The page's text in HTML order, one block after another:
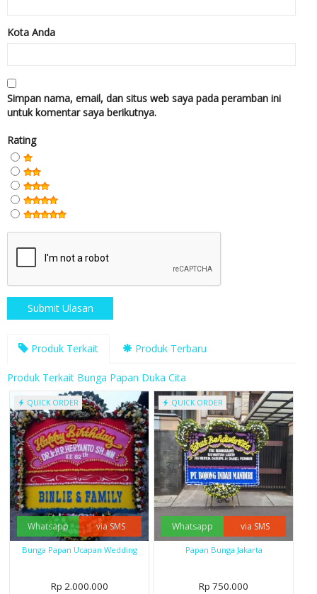
Kota Anda
Simpan nama, email, dan situs web saya pada peramban ini
untuk komentar saya berikutnya.
Rating
Produk Terkait Produk Terbaru
Produk Terkait Bunga Papan Duka Cita
QUICK ORDER
Whatsapp via SMS
Bunga Papan Ucapan Wedding
Rp 2.000.000
QUICK ORDER
Whatsapp via SMS
Papan Bunga Jakarta
Rp 750.000